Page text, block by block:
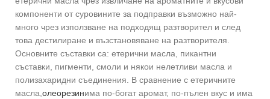
компоненти от суровините за подправки възможно най-
много чрез използване на подходящ разтворител и след
това дестилиране и възстановяване на разтворителя.
Основните съставки са: етерични масла, пикантни
съставки, пигменти, смоли и някои нелетливи масла и
полизахаридни съединения. В сравнение с етеричните
масла,олеорезинима по-богат аромат, по-пълен вкус и има